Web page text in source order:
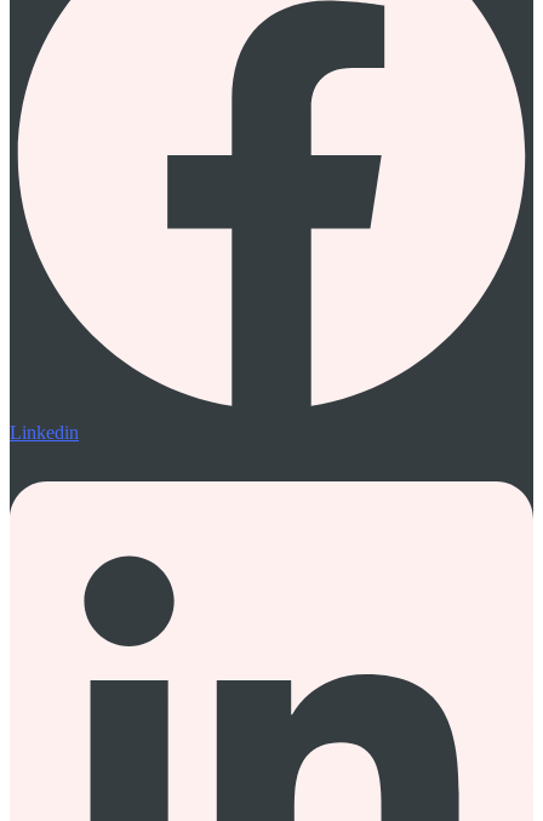
Linkedin